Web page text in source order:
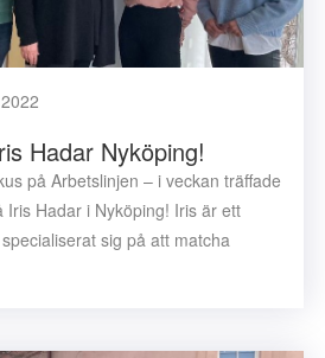
Hadar Nyköping!
på Arbetslinjen – i veckan träffade
Hadar i Nyköping! Iris är ett
sig på att matcha